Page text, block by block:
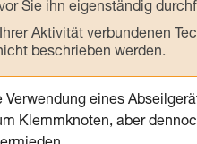
Sie ihn eigenständig
Aktivität verbundenen
beschrieben werden.
eines
Klemmknoten, aber